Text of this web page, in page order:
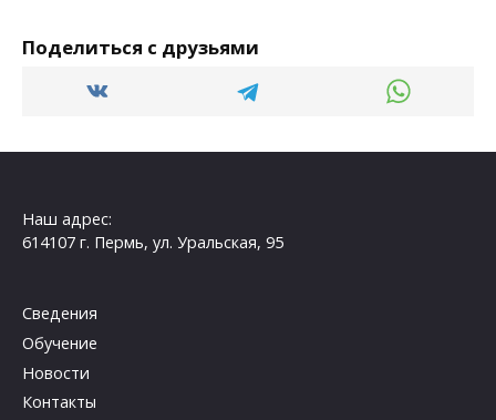
ГРУППУ
30
Поделиться с друзьями
Наш адрес:
614107 г. Пермь, ул. Уральская, 95
Сведения
Обучение
Новости
Контакты